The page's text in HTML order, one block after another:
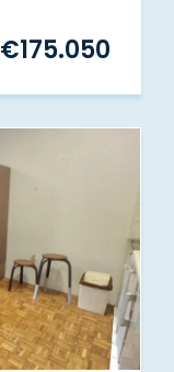
€175.050